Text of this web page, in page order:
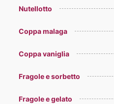
Nutellotto
Coppa malaga
Coppa vaniglia
Fragole e sorbetto
Fragole e gelato